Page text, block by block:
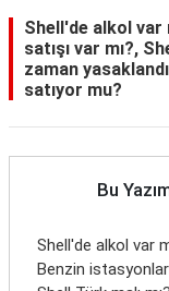
Shell'de alkol var
satışı var mı?,
zaman
satıyor mu?
Bu
Shell'de alkol var
Benzin